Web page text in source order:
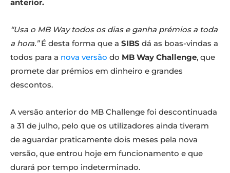
anterior.
“Usa o MB Way todos os dias e ganha prémios a toda
a hora.”É desta forma que a SIBS dá as boas-vindas a
todos para a nova versão do MB Way Challenge, que
promete dar prémios em dinheiro e grandes
descontos.
A versão anterior do MB Challenge foi descontinuada
a 31 de julho, pelo que os utilizadores ainda tiveram
de aguardar praticamente dois meses pela nova
versão, que entrou hoje em funcionamento e que
durará por tempo indeterminado.